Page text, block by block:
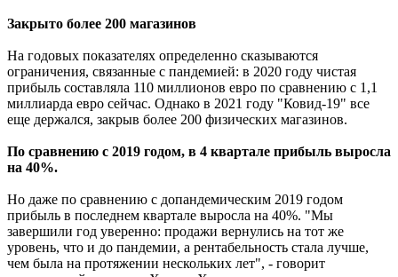
Закрыто более 200 магазинов
На годовых показателях определенно сказываются
ограничения, связанные с пандемией: в 2020 году чистая
прибыль составляла 110 миллионов евро по сравнению с 1,1
миллиарда евро сейчас. Однако в 2021 году "Ковид-19" все
еще держался, закрыв более 200 физических магазинов.
По сравнению с 2019 годом, в 4 квартале прибыль выросла
на 40%.
Но даже по сравнению с допандемическим 2019 годом
прибыль в последнем квартале выросла на 40%. "Мы
завершили год уверенно: продажи вернулись на тот же
уровень, что и до пандемии, а рентабельность стала лучше,
чем была на протяжении нескольких лет", - говорит